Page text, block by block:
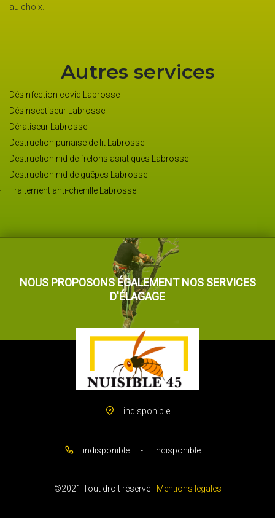
Autres services
Désinfection covid Labrosse
Désinsectiseur Labrosse
Dératiseur Labrosse
Destruction punaise de lit Labrosse
Destruction nid de frelons asiatiques Labrosse
Destruction nid de guêpes Labrosse
Traitement anti-chenille Labrosse
NOUS PROPOSONS ÉGALEMENT NOS SERVICES
D'ÉLAGAGE
indisponible
indisponible - indisponible
©2021 Tout droit réservé - Mentions légales